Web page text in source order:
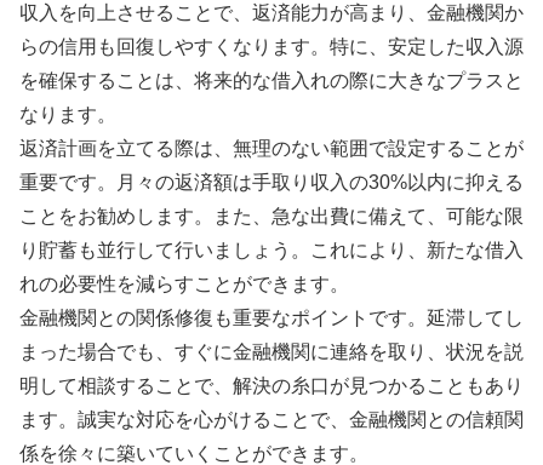
収入を向上させることで、返済能力が高まり、金融機関か
らの信用も回復しやすくなります。特に、安定した収入源
を確保することは、将来的な借入れの際に大きなプラスと
なります。
返済計画を立てる際は、無理のない範囲で設定することが
重要です。月々の返済額は手取り収入の30%以内に抑える
ことをお勧めします。また、急な出費に備えて、可能な限
り貯蓄も並行して行いましょう。これにより、新たな借入
れの必要性を減らすことができます。
金融機関との関係修復も重要なポイントです。延滞してし
まった場合でも、すぐに金融機関に連絡を取り、状況を説
明して相談することで、解決の糸口が見つかることもあり
ます。誠実な対応を心がけることで、金融機関との信頼関
係を徐々に築いていくことができます。